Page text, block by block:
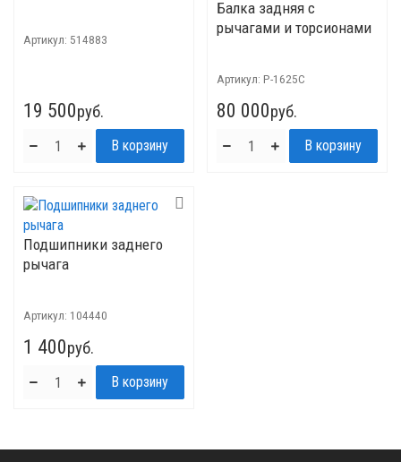
Артикул: 514883
19 500руб.
Балка задняя с
рычагами и торсионами
Артикул: P-1625C
80 000руб.
Подшипники заднего
рычага
Артикул: 104440
1 400руб.